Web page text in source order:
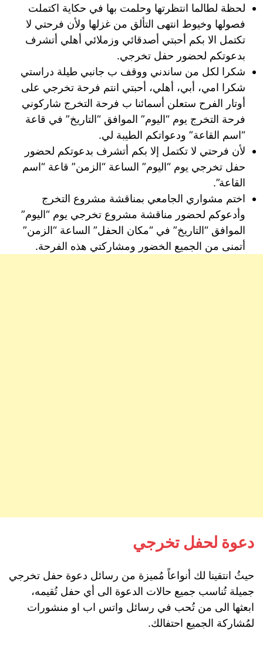
لحظة لطالما انتظرتها وحلمت بها في حكاية اكتملت
فصولها وخيوط انتهى التألق من غزلها ولأن فرحتي لا
تكتمل الا بكم أحبتي أصدقائي وزملائي أهلي أتشرف
بدعوتكم لحضور حفل تخرجي.
شكرا لكل من ساندني ووقف ب جانبي طيلة دراستي
شكرا امي، أبي، أهلي، أحبتي انتم فرحة تخرجي على
أوتار الفرح ستعلن أسمائنا ب فرحة التخرج شاركوني
فرحة التخرج يوم “اليوم” الموافق “التاريخ” في قاعة
“اسم القاعة” ودعواتكم الطيبة لي.
لأن فرحتي لا تكتمل إلا بكم أتشرف بدعوتكم لحضور
حفل تخرجي يوم “اليوم” الساعة “الزمن” قاعة “اسم
القاعة”.
اختم مشواري الجامعي بمناقشة مشروع التخرج
وأدعوكم لحضور مناقشة مشروع تخرجي يوم “اليوم”
الموافق “التاريخ” في “مكان الحفل” الساعة “الزمن”
أتمنى من الجميع الخضور ومشاركتي هذه الفرحة.
دعوة لحفل تخرجي
حيثُ انتقينا لك أنواعاً مُميزة من رسائل دعوة حفل تخرجي
جميلة تُناسب جميع حالات الدعوة الى أي حفل تُقيمه،
ابعثها الى من تُحب في رسائل واتس اب او منشورات
لمُشاركة الجميع احتفالك.